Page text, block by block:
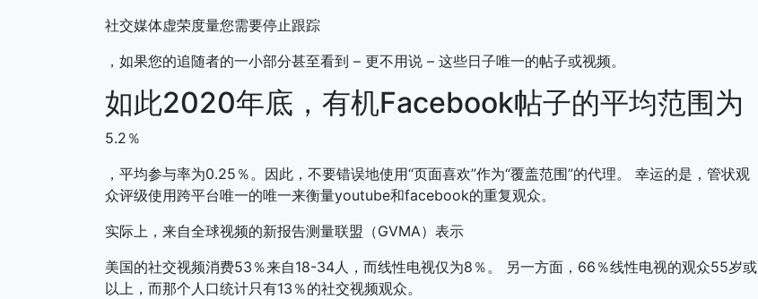
社交媒体虚荣度量您需要停止跟踪
，如果您的追随者的一小部分甚至看到 – 更不用说 – 这些日子唯一的帖子或视频。
如此2020年底，有机Facebook帖子的平均范围为
5.2％
，平均参与率为0.25％。因此，不要错误地使用“页面喜欢”作为“覆盖范围”的代理。
幸运的是，管状观
众评级使用跨平台唯一的唯一来衡量youtube和facebook的重复观众。
实际上，来自全球视频的新报告测量联盟（GVMA）表示
美国的社交视频消费53％来自18-34人，而线性电视仅为8％。
另一方面，66％线性电视的观众55岁或
以上，而那个人口统计只有13％的社交视频观众。